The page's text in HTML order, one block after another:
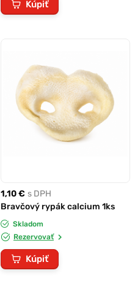
Kúpiť
1,10 € s DPH
Bravčový rypák calcium 1ks
Skladom
Rezervovať
Kúpiť